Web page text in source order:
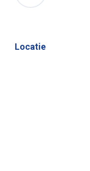
Locatie